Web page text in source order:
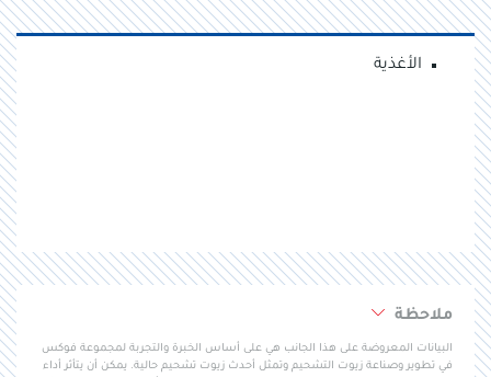
الأغذية
ملاحظة
البيانات المعروضة على هذا الجانب هي على أساس الخبرة والتجربة لمجموعة فوكس
في تطوير وصناعة زيوت التشحيم وتمثل أحدث زيوت تشحيم حالية. يمكن أن يتأثر أداء